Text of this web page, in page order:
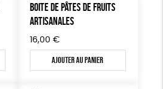
BOITE DE PÂTES DE FRUITS
ARTISANALES
16,00 €
Ajouter au panier